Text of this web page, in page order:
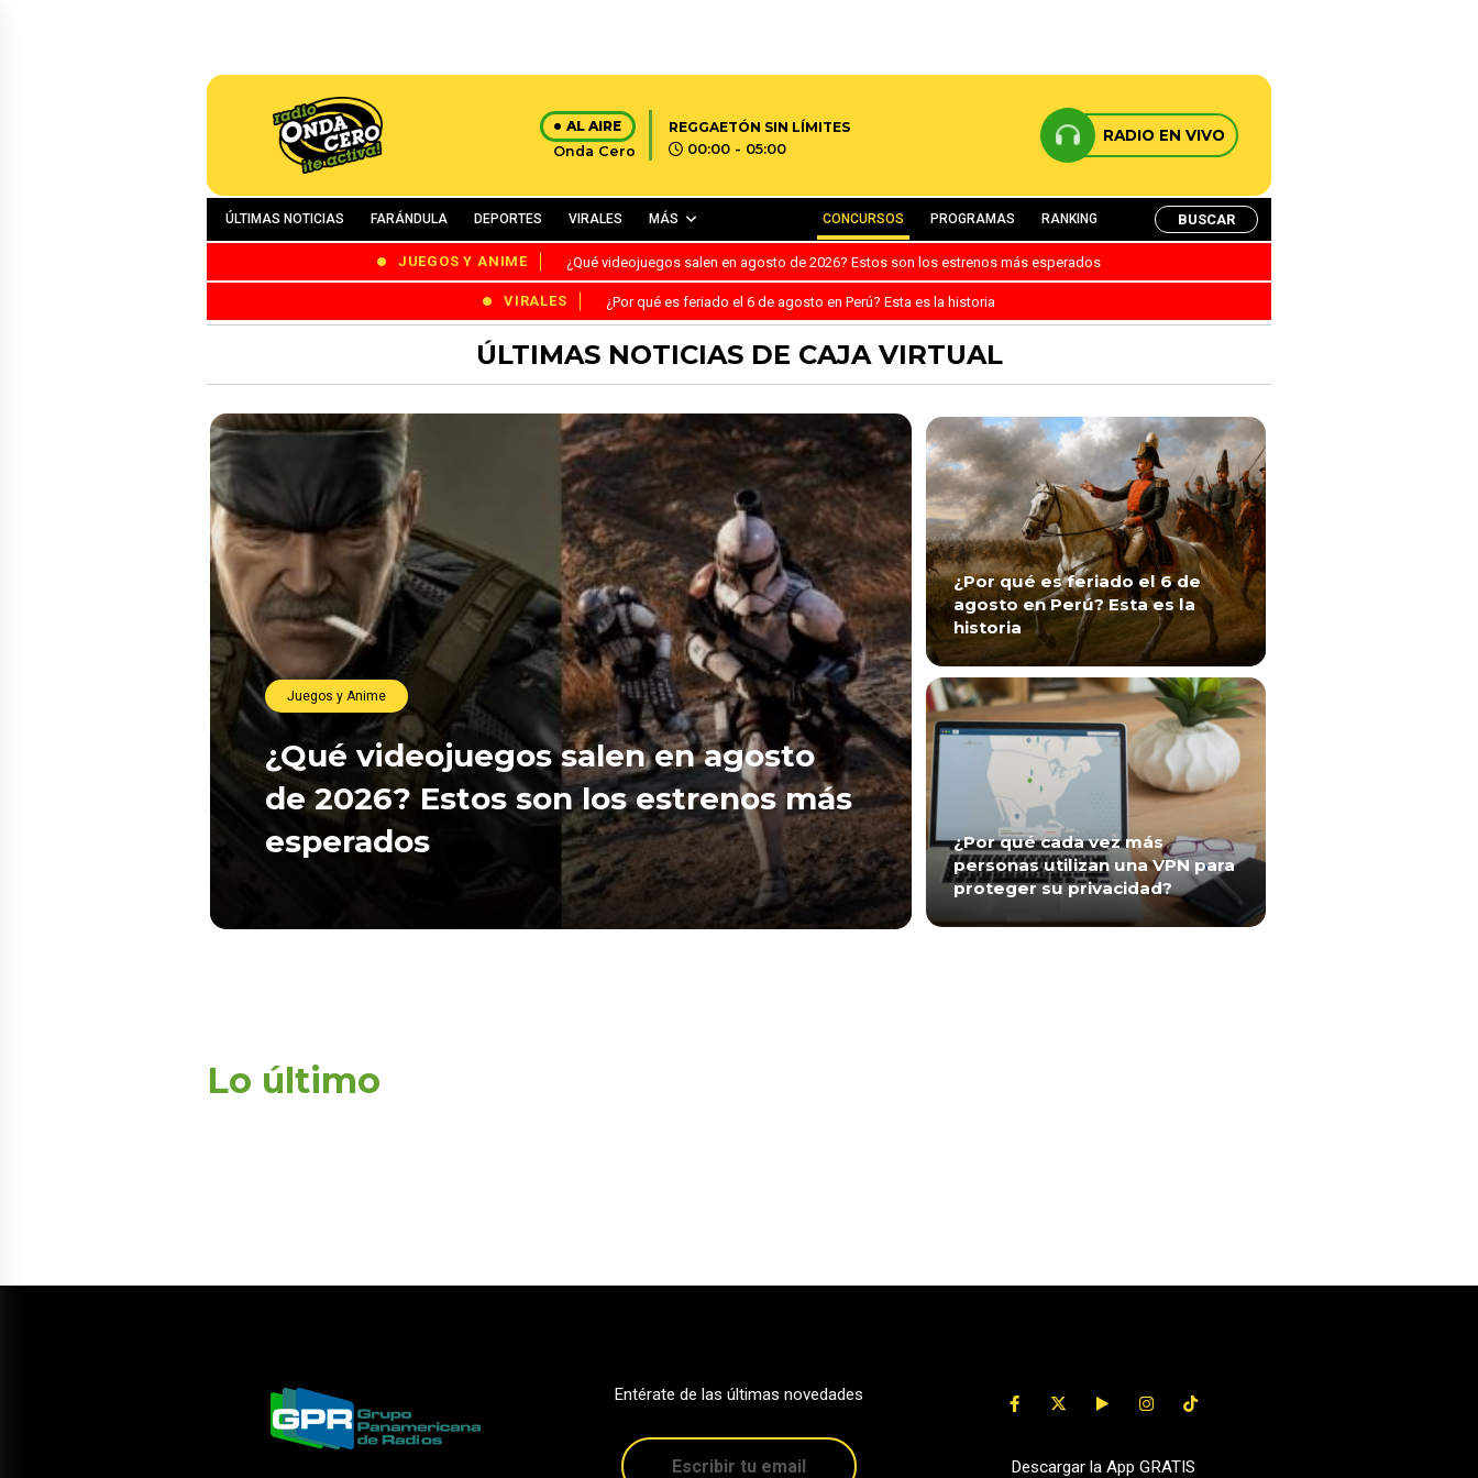
AL AIRE
Onda Cero
REGGAETÓN SIN LÍMITES
00:00 - 05:00
RADIO EN VIVO
ÚLTIMAS NOTICIAS FARÁNDULA DEPORTES VIRALES MÁS CONCURSOS PROGRAMAS RANKING BUSCAR
JUEGOS Y ANIME ¿Qué videojuegos salen en agosto de 2026? Estos son los estrenos más esperados
VIRALES ¿Por qué es feriado el 6 de agosto en Perú? Esta es la historia
ÚLTIMAS NOTICIAS DE CAJA VIRTUAL
Juegos y Anime
¿Qué videojuegos salen en agosto
de 2026? Estos son los estrenos más
esperados
¿Por qué es feriado el 6 de
agosto en Perú? Esta es la
historia
¿Por qué cada vez más
personas utilizan una VPN para
proteger su privacidad?
Lo último
Entérate de las últimas novedades
Descargar la App GRATIS